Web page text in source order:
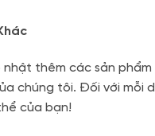
thêm các sản
chúng tôi. Đối với
của bạn!